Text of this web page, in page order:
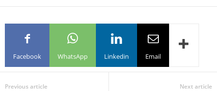
Facebook WhatsApp Linkedin Email
Previous article Next article